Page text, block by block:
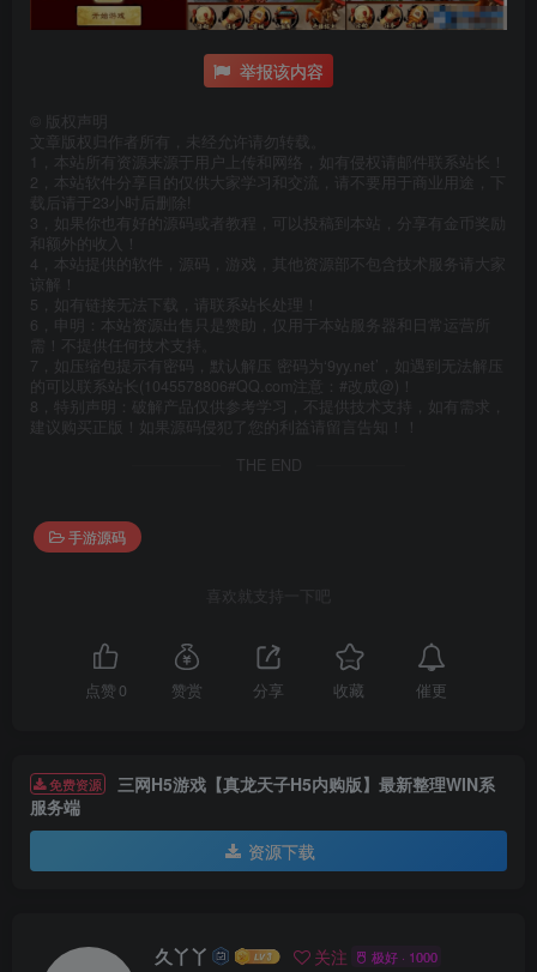
举报该内容
版权声明
文章版权归作者所有，未经允许请勿转载。
1，本站所有资源来源于用户上传和网络，如有侵权请邮件联系站长！
2，本站软件分享目的仅供大家学习和交流，请不要用于商业用途，下
载后请于23小时后删除!
3，如果你也有好的源码或者教程，可以投稿到本站，分享有金币奖励
和额外的收入！
4，本站提供的软件，源码，游戏，其他资源部不包含技术服务请大家
谅解！
5，如有链接无法下载，请联系站长处理！
6，申明：本站资源出售只是赞助，仅用于本站服务器和日常运营所
需！不提供任何技术支持。
7，如压缩包提示有密码，默认解压 密码为‘9yy.net’，如遇到无法解压
的可以联系站长(1045578806#QQ.com注意：#改成@)！
8，特别声明：破解产品仅供参考学习，不提供技术支持，如有需求，
建议购买正版！如果源码侵犯了您的利益请留言告知！！
THE END
手游源码
喜欢就支持一下吧
点赞 0 赞赏 分享 收藏 催更
免费资源
三网H5游戏【真龙天子H5内购版】最新整理WIN系
服务端
资源下载
久丫丫 关注 极好 · 1000